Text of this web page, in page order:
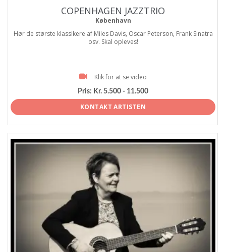
COPENHAGEN JAZZTRIO
København
Hør de største klassikere af Miles Davis, Oscar Peterson, Frank Sinatra
osv. Skal opleves!
Klik for at se video
Pris: Kr. 5.500 - 11.500
KONTAKT ARTISTEN